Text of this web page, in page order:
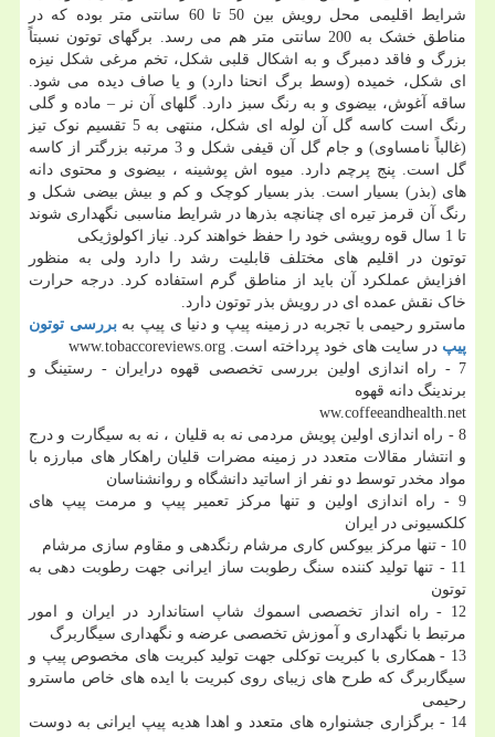
شرایط اقلیمی محل رویش بین 50 تا 60 سانتی متر بوده که در
مناطق خشک به 200 سانتی متر هم می رسد. برگهای توتون نسبتاً
بزرگ و فاقد دمبرگ و به اشکال قلبی شکل، تخم مرغی شکل نیزه
ای شکل، خمیده (وسط برگ انحنا دارد) و یا صاف دیده می شود.
ساقه آغوش، بیضوی و به رنگ سبز دارد. گلهای آن نر – ماده و گلی
رنگ است کاسه گل آن لوله ای شکل، منتهی به 5 تقسیم نوک تیز
(غالباً نامساوی) و جام گل آن قیفی شکل و 3 مرتبه بزرگتر از کاسه
گل است. پنج پرچم دارد. میوه اش پوشینه ، بیضوی و محتوی دانه
های (بذر) بسیار است. بذر بسیار کوچک و کم و بیش بیضی شکل و
رنگ آن قرمز تیره ای چنانچه بذرها در شرایط مناسبی نگهداری شوند
تا 1 سال قوه رویشی خود را حفظ خواهند کرد. نیاز اکولوژیکی
توتون در اقلیم های مختلف قابلیت رشد را دارد ولی به منظور
افزایش عملکرد آن باید از مناطق گرم استفاده کرد. درجه حرارت
خاک نقش عمده ای در رویش بذر توتون دارد.
ماسترو رحیمی با تجربه در زمینه پیپ و دنیا ی پیپ بهبررسی توتون
پیپ در سایت های خود پرداخته است. www.tobaccoreviews.org
7 - راه اندازی اولین بررسی تخصصی قهوه درایران - رستينگ و
برندينگ دانه قهوه
ww.coffeeandhealth.net
8 - راه اندازی اولین پویش مردمی نه به قلیان ، نه به سیگارت و درج
و انتشار مقالات متعدد در زمینه مضرات قلیان راهكار های مبارزه با
مواد مخدر توسط دو نفر از اساتيد دانشگاه و روانشناسان
9 - راه اندازی اولین و تنها مرکز تعمیر پیپ و مرمت پیپ های
کلکسیونی در ایران
10 - تنها مركز بيوكس كاری مرشام رنگدهی و مقاوم سازی مرشام
11 - تنها توليد كننده سنگ رطوبت ساز ايرانی جهت رطوبت دهی به
توتون
12 - راه انداز تخصصی اسموك شاپ استاندارد در ايران و امور
مرتبط با نگهداری و آموزش تخصصی عرضه و نگهداری سيگاربرگ
13 - همكاری با كبريت توكلی جهت تولید كبريت های مخصوص پيپ و
سيگاربرگ كه طرح های زيبای روی كبريت با ايده های خاص ماسترو
رحيمی
14 - برگزاری جشنواره های متعدد و اهدا هدیه پیپ ایرانی به دوست